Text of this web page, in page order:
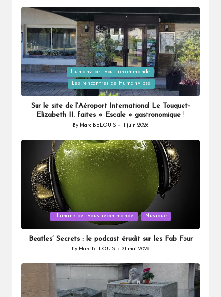
Posted
in
Humanvibes vous recommande
Les rencontres de Humanvibes
Sur le site de l’Aéroport International Le Touquet-
Elizabeth II, faites « Escale » gastronomique !
Posted
By Marc BELOUIS 11 juin 2026
Humanvibes vous recommande Musique
Beatles’ Secrets : le podcast érudit sur les Fab Four
Posted
By Marc BELOUIS 21 mai 2026